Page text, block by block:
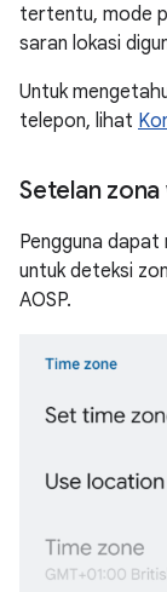
tertentu, mode
saran lokasi
Untuk
telepon, lihat
Setelan
Pengguna
untuk deteksi
AOSP.